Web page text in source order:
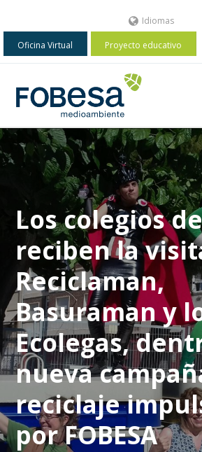
Idiomas
Oficina Virtual Proyecto educativo
Los colegios
reciben la
Reciclaman,
Basuraman y
Ecolegas,
nueva
reciclaje
por FOBESA